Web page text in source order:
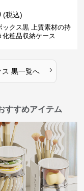
(税込)
ックス黒 上質素材の持
化粧品収納ケース
ス 黒一覧へ ›
すすめアイテム